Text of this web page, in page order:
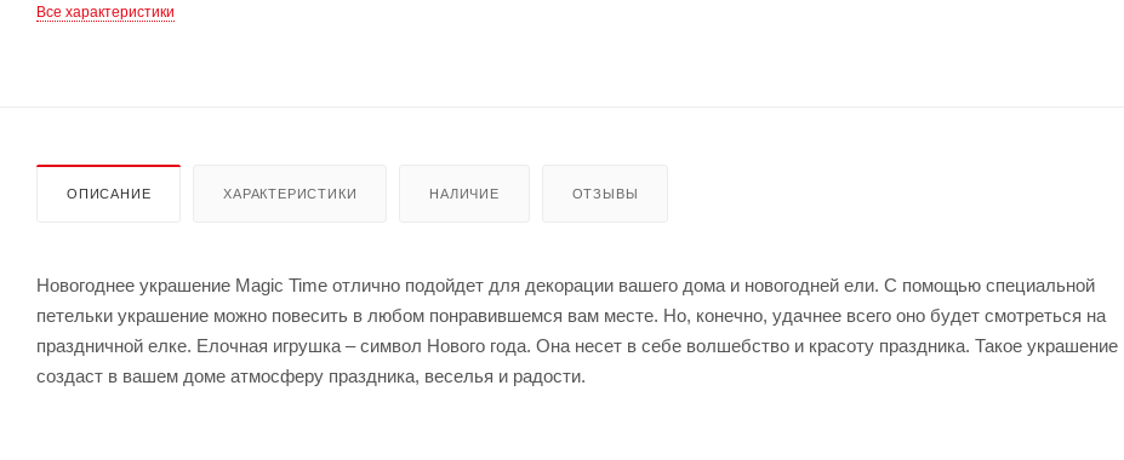
Все характеристики
ОПИСАНИЕ ХАРАКТЕРИСТИКИ НАЛИЧИЕ ОТЗЫВЫ
Новогоднее украшение Magic Time отлично подойдет для декорации вашего дома и новогодней ели. С помощью специальной
петельки украшение можно повесить в любом понравившемся вам месте. Но, конечно, удачнее всего оно будет смотреться на
праздничной елке. Елочная игрушка – символ Нового года. Она несет в себе волшебство и красоту праздника. Такое украшение
создаст в вашем доме атмосферу праздника, веселья и радости.